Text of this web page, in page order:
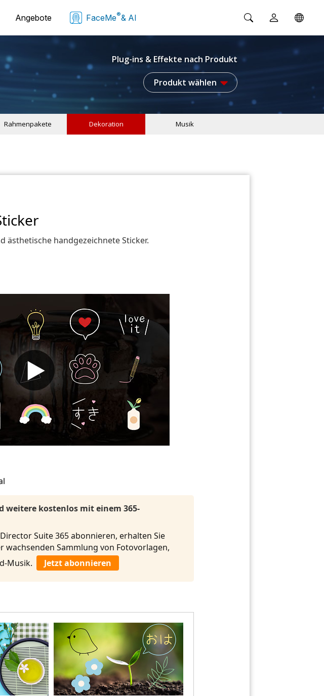
Angebote FaceMe®& AI
Plug-ins & Effekte nach Produkt
Produkt wählen
Rahmenpakete Dekoration Musik
ästhetische handgezeichnete Sticker.
weitere kostenlos mit einem 365-
Suite 365 abonnieren, erhalten Sie
wachsenden Sammlung von Fotovorlagen,
Musik.
Jetzt abonnieren